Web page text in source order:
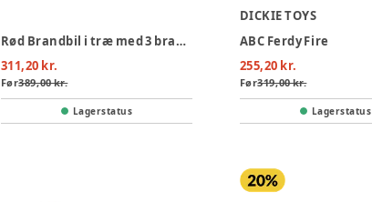
Rød Brandbil i træ med 3 brandmænd
311,20 kr.
Før389,00 kr.
Lagerstatus
DICKIE TOYS
ABC Ferdy Fire
255,20 kr.
Før319,00 kr.
Lagerstatus